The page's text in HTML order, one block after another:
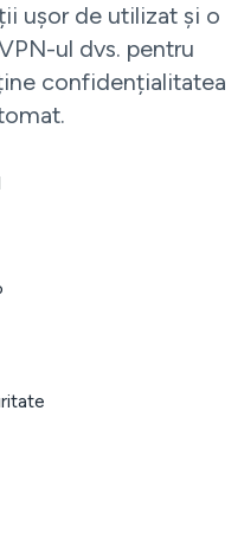
ușor de utilizat și o
ul dvs. pentru
confidențialitatea